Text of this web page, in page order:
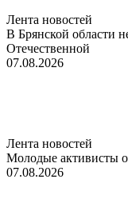
Лента новостей
В Брянской области
Отечественной
07.08.2026
Лента новостей
Молодые активисты
07.08.2026